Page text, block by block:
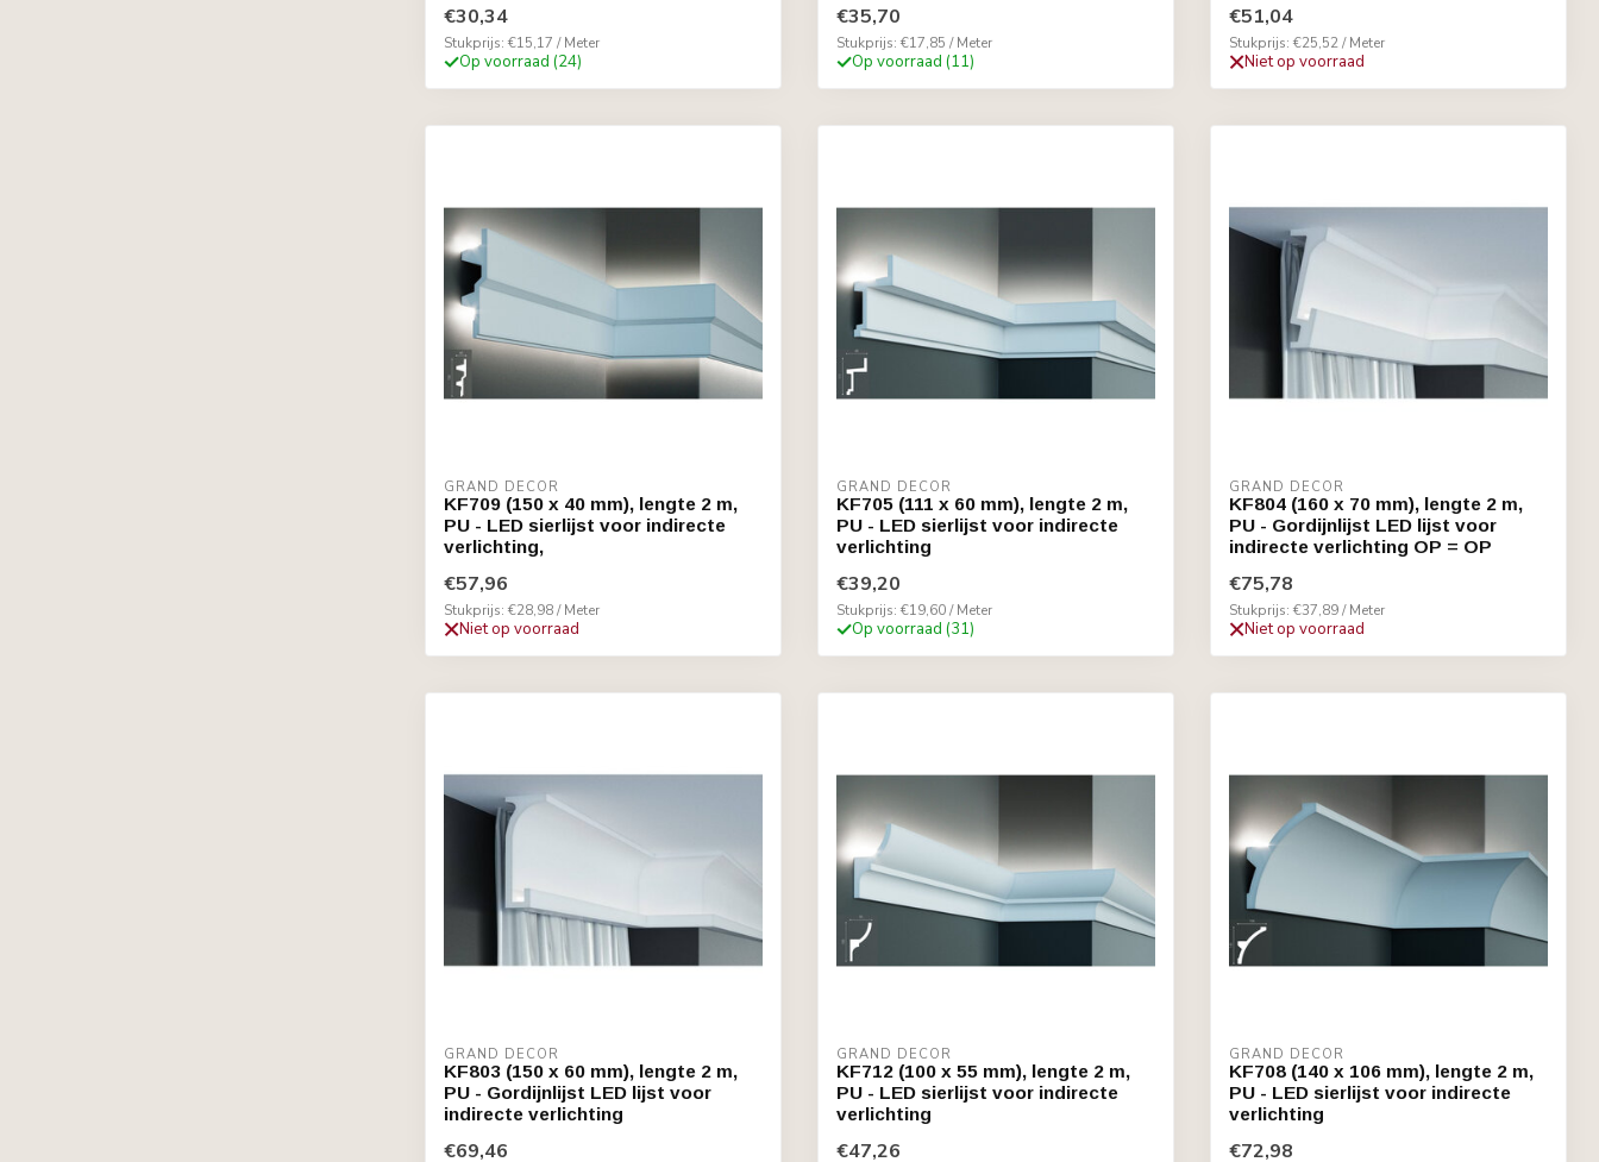
€30,34
Stukprijs: €15,17 / Meter
Op voorraad (24)
€35,70
Stukprijs: €17,85 / Meter
Op voorraad (11)
€51,04
Stukprijs: €25,52 / Meter
Niet op voorraad
GRAND DECOR
KF709 (150 x 40 mm), lengte 2 m,
PU - LED sierlijst voor indirecte
verlichting,
€57,96
Stukprijs: €28,98 / Meter
Niet op voorraad
GRAND DECOR
KF705 (111 x 60 mm), lengte 2 m,
PU - LED sierlijst voor indirecte
verlichting
€39,20
Stukprijs: €19,60 / Meter
Op voorraad (31)
GRAND DECOR
KF804 (160 x 70 mm), lengte 2 m,
PU - Gordijnlijst LED lijst voor
indirecte verlichting OP = OP
€75,78
Stukprijs: €37,89 / Meter
Niet op voorraad
GRAND DECOR
KF803 (150 x 60 mm), lengte 2 m,
PU - Gordijnlijst LED lijst voor
indirecte verlichting
€69,46
GRAND DECOR
KF712 (100 x 55 mm), lengte 2 m,
PU - LED sierlijst voor indirecte
verlichting
€47,26
GRAND DECOR
KF708 (140 x 106 mm), lengte 2 m,
PU - LED sierlijst voor indirecte
verlichting
€72,98